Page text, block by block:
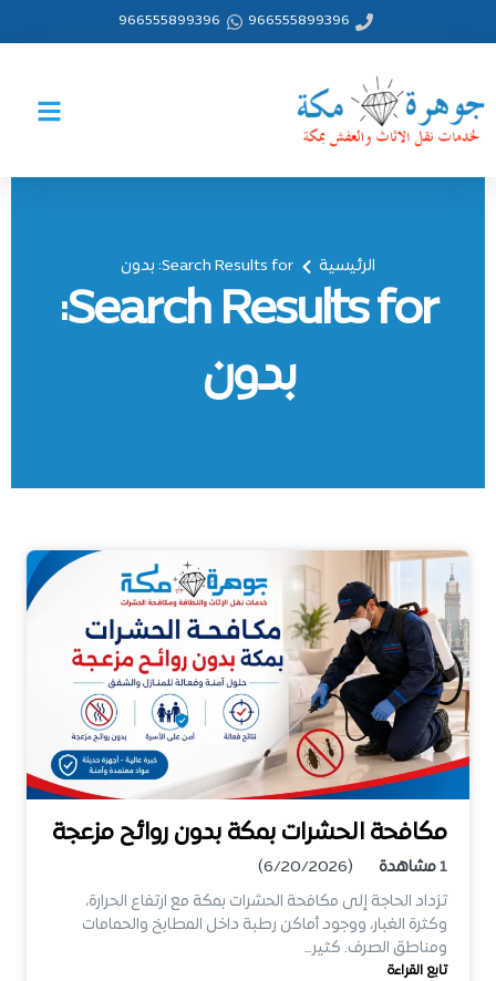
966555899396
966555899396
الرئيسية Search Results for: بدون
Search Results for:
بدون
مكافحة الحشرات بمكة بدون روائح مزعجة
1مشاهدة
(6/20/2026)
تزداد الحاجة إلى مكافحة الحشرات بمكة مع ارتفاع الحرارة،
وكثرة الغبار، ووجود أماكن رطبة داخل المطابخ والحمامات
ومناطق الصرف. كثير…
تابع القراءة